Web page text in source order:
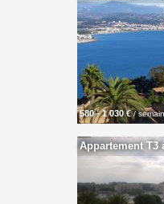
580 - 1 030 €/
Appartement T3